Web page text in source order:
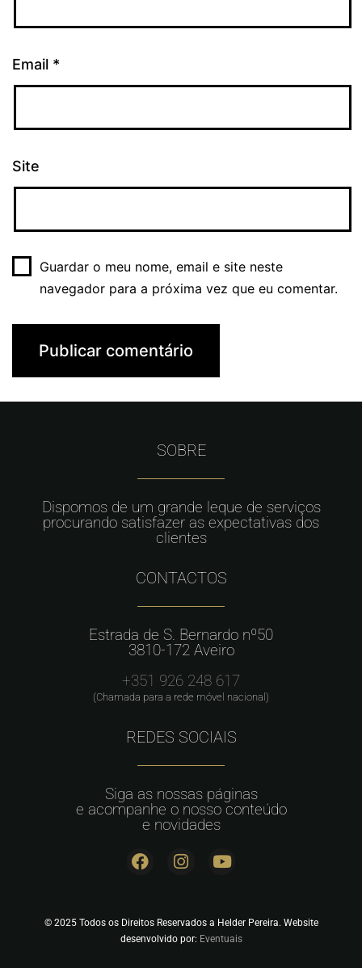
Email *
Site
Guardar o meu nome, email e site neste
navegador para a próxima vez que eu comentar.
SOBRE
Dispomos de um grande leque de serviços
procurando satisfazer as expectativas dos
clientes
CONTACTOS
Estrada de S. Bernardo nº50
3810-172 Aveiro
+351 926 248 617
(Chamada para a rede móvel nacional)
REDES SOCIAIS
Siga as nossas páginas
e acompanhe o nosso conteúdo
e novidades
© 2025 Todos os Direitos Reservados a Helder Pereira. Website
desenvolvido por: Eventuais